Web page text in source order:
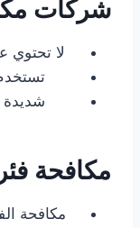
شركات
لا تحتوي
شديدة
مكافحة
مكافحة